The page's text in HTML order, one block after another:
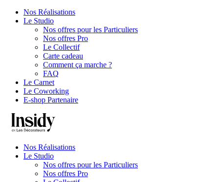
Nos Réalisations
Le Studio
Nos offres pour les Particuliers
Nos offres Pro
Le Collectif
Carte cadeau
Comment ça marche ?
FAQ
Le Carnet
Le Coworking
E-shop Partenaire
Nos Réalisations
Le Studio
Nos offres pour les Particuliers
Nos offres Pro